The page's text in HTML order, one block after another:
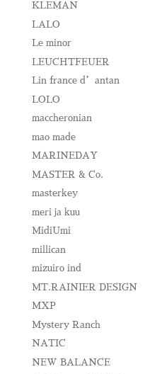
KLEMAN
LALO
Le minor
LEUCHTFEUER
Lin france d’antan
LOLO
maccheronian
mao made
MARINEDAY
MASTER & Co.
masterkey
meri ja kuu
MidiUmi
millican
mizuiro ind
MT.RAINIER DESIGN
MXP
Mystery Ranch
NATIC
NEW BALANCE